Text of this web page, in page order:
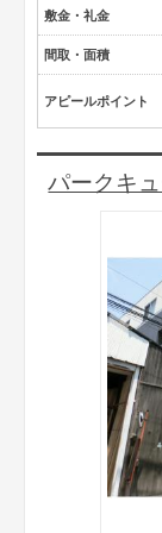
敷金・礼金
間取・面積
アピールポイント
パークキ